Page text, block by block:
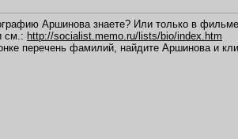
Аршинова знаете? Или только в
см.: http://socialist.memo.ru/lists/bio/index.htm
перечень фамилий, найдите Аршинова и